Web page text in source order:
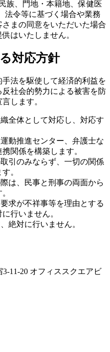
族、門地・本籍地、保健医
法令等に基づく場合や業務
まの同意をいただいた場合
はいたしません。
対応方針
法を駆使して経済的利益を
社会的勢力による被害を防
します。
全体として対応し、対応す
動推進センター、弁護士な
関係を構築します。
引のみならず、一切の関係
。
は、民事と刑事の両面から
求が不祥事等を理由とする
行いません。
絶対に行いません。
11-20 オフィススクエアビ